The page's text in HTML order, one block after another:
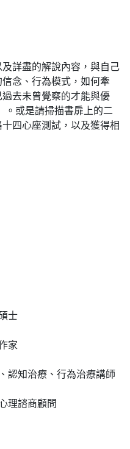
詳盡的解說內容，與自己
念、行為模式，如何牽
去未曾覺察的才能與優
。或是請掃描書扉上的二
四心座測試，以及獲得相
士
家
認知治療、行為治療講師
理諮商顧問